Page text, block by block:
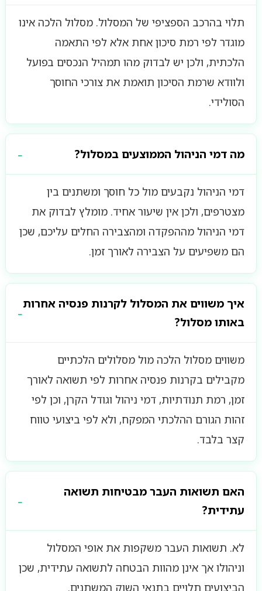
תלוי בהרכב הספציפי של המסלול. מסלול הלכה אינו
מוגדר לפי רמת סיכון אחת אלא לפי התאמה
הלכתית, ולכן יש לבדוק מהו תמהיל הנכסים בפועל
ולוודא שרמת הסיכון תואמת את צורכי החוסך
הסולידי.
מה דמי הניהול הממוצעים במסלול?
דמי הניהול נקבעים מול כל חוסך ומשתנים בין
מצטרפים, ולכן אין שיעור אחיד. מומלץ לבדוק את
דמי הניהול מההפקדה ומהצבירה החלים עליכם, שכן
הם משפיעים על הצבירה לאורך זמן.
איך משווים את המסלול לקרנות פנסיה אחרות
באותו מסלול?
משווים מסלול הלכה מול מסלולים הלכתיים
מקבילים בקרנות פנסיה אחרות לפי תשואה לאורך
זמן, רמת תנודתיות, דמי ניהול וגודל הקרן, וכן לפי
זהות הגורם ההלכתי המפקח, ולא לפי ביצועי טווח
קצר בלבד.
האם תשואות העבר מבטיחות תשואה
עתידית?
לא. תשואות העבר משקפות את אופי המסלול
וניהולו אך אינן מהוות הבטחה לתשואה עתידית, שכן
הביצועים תלויים בתנאי השוק המשתנים.